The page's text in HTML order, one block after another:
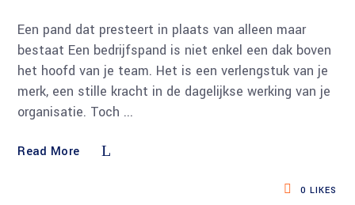
Een pand dat presteert in plaats van alleen maar
bestaat Een bedrijfspand is niet enkel een dak boven
het hoofd van je team. Het is een verlengstuk van je
merk, een stille kracht in de dagelijkse werking van je
organisatie. Toch
Read More
0 LIKES